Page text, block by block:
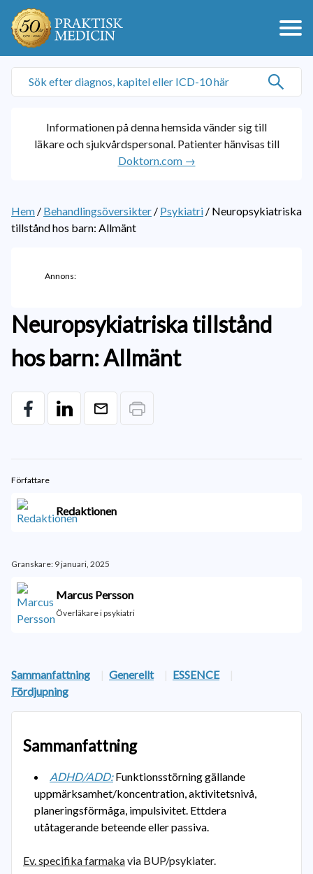
Informationen på denna hemsida vänder sig till
läkare och sjukvårdspersonal. Patienter hänvisas till
Doktorn.com →
Hem / Behandlingsöversikter / Psykiatri / Neuropsykiatriska
tillstånd hos barn: Allmänt
Annons:
Neuropsykiatriska tillstånd
hos barn: Allmänt
Författare
Redaktionen
Granskare: 9 januari, 2025
Marcus Persson
Överläkare i psykiatri
Sammanfattning | Generellt | ESSENCE
|
Fördjupning
Sammanfattning
ADHD/ADD:Funktionsstörning gällande
uppmärksamhet/koncentration, aktivitetsnivå,
planeringsförmåga, impulsivitet. Ettdera
utåtagerande beteende eller passiva.
Ev. specifika farmakavia BUP/psykiater.